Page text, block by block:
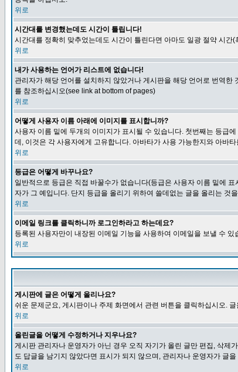
위로
시간대를 변경했는데도 시간이 틀립니다!
시간대를 정확히 맞추었는데도 시간이 틀린다면 아마도 일광 절약 시
위로
내가 사용하는 언어가 리스트에 없습니다!
관리자가 해당 언어를 설치하지 않았거나 게시판을 해당 언어로 번역
를 참조하십시오(see link at bottom of pages)
위로
어떻게 사용자 이름 아래에 이미지를 표시합니까?
사용자 이름 밑에 두개의 이미지가 표시될 수 있습니다. 첫번째는 등급
데, 이것은 각 사용자에게 고유합니다. 아바타가 사용 가능한지와 아바
위로
등급은 어떻게 바꾸나요?
일반적으로 등급은 직접 바꿀수가 없습니다(등급은 사용자 이름 밑에
자가 그 예입니다. 단지 등급을 올리기 위하여 쓸데없는 글을 올리는 것
위로
이메일 링크를 클릭하니까 로그인하라고 하는데요?
등록된 사용자만이 내장된 이메일 기능을 사용하여 이메일을 보낼 수
위로
게시판에 글은 어떻게 올리나요?
쉬운 문제군요, 게시판이나 주제 화면에서 관련 버튼을 클릭하십시오.
위로
올린글을 어떻게 수정하거나 지우나요?
게시판 관리자나 운영자가 아닌 경우 오직 자기가 올린 글만 편집, 삭제
도 답글을 남기지 않았다면 표시가 되지 않으며, 관리자나 운영자가 글
위로